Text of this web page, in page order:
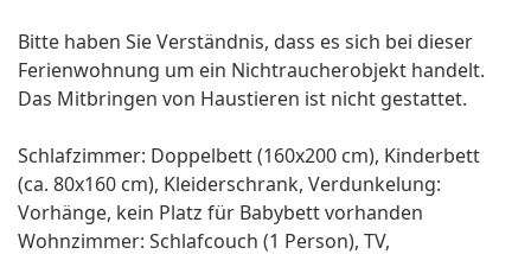
Bitte haben Sie Verständnis, dass es sich bei dieser
Ferienwohnung um ein Nichtraucherobjekt handelt.
Das Mitbringen von Haustieren ist nicht gestattet.
Schlafzimmer: Doppelbett (160x200 cm), Kinderbett
(ca. 80x160 cm), Kleiderschrank, Verdunkelung:
Vorhänge, kein Platz für Babybett vorhanden
Wohnzimmer: Schlafcouch (1 Person), TV,